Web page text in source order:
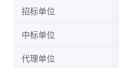
招标单位
中标单位
代理单位